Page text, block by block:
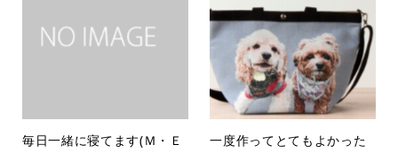
毎日一緒に寝てます(Ｍ・Ｅ
一度作ってとてもよかった